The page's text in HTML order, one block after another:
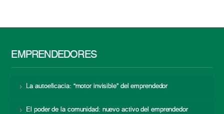
EMPRENDEDORES
La autoeficacia: “motor invisible” del emprendedor
El poder de la comunidad: nuevo activo del emprendedor